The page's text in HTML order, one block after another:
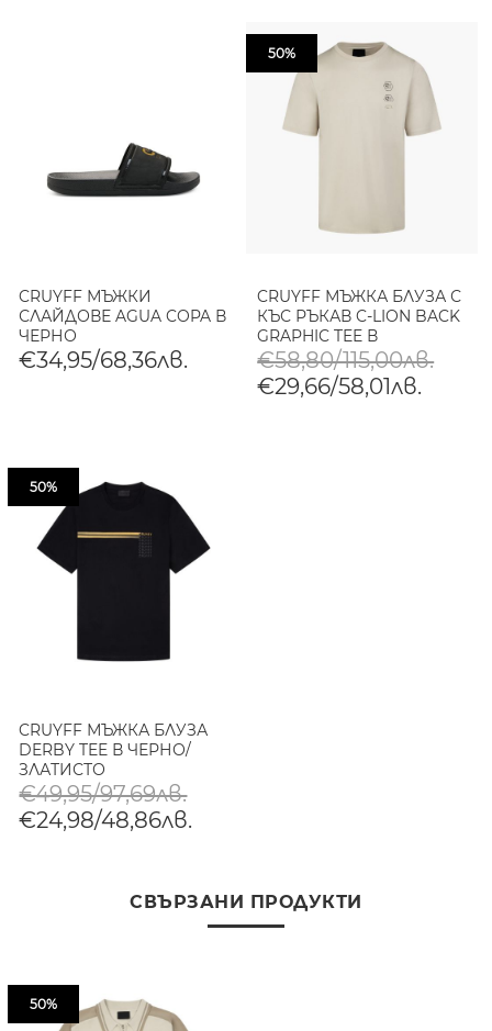
CRUYFF МЪЖКИ
СЛАЙДОВЕ AGUA COPA В
ЧЕРНО
€34,95/68,36лв.
50%
CRUYFF МЪЖКА БЛУЗА С
КЪС РЪКАВ C-LION BACK
GRAPHIC TEE В
КОМБИНАЦИЯ
€58,80/115,00лв.
€29,66/58,01лв.
50%
CRUYFF МЪЖКА БЛУЗА
DERBY TEE В ЧЕРНО/
ЗЛАТИСТО
€49,95/97,69лв.
€24,98/48,86лв.
СВЪРЗАНИ ПРОДУКТИ
50%